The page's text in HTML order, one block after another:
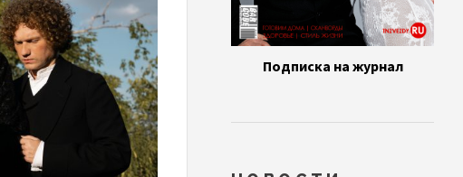
Подписка на журнал